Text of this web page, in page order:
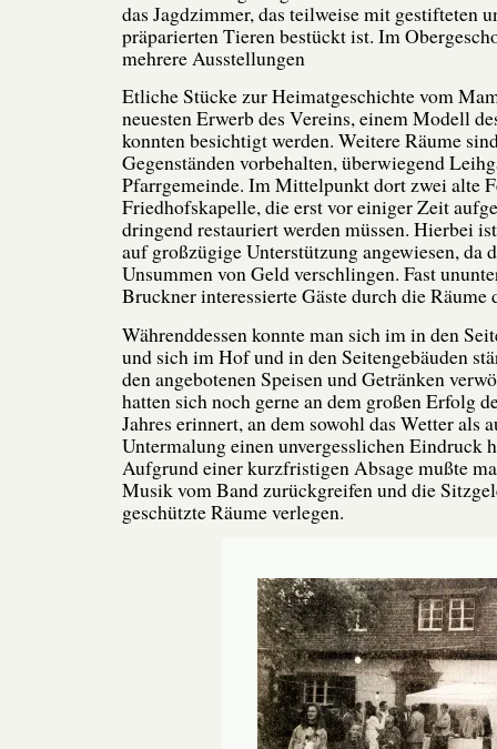
das Jagdzimmer, das teilweise mit gestifteten
präparierten Tieren bestückt ist. Im
mehrere Ausstellungen
Etliche Stücke zur Heimatgeschichte vom
neuesten Erwerb des Vereins, einem Modell
konnten besichtigt werden. Weitere Räume
Gegenständen vorbehalten, überwiegend
Pfarrgemeinde. Im Mittelpunkt dort zwei alte
Friedhofskapelle, die erst vor einiger Zeit
dringend restauriert werden müssen. Hierbei
auf großzügige Unterstützung angewiesen, da
Unsummen von Geld verschlingen. Fast
Bruckner interessierte Gäste durch die Räume
Währenddessen konnte man sich im in den
und sich im Hof und in den Seitengebäuden
den angebotenen Speisen und Getränken
hatten sich noch gerne an dem großen Erfolg
Jahres erinnert, an dem sowohl das Wetter als
Untermalung einen unvergesslichen Eindruck
Aufgrund einer kurzfristigen Absage mußte
Musik vom Band zurückgreifen und die
geschützte Räume verlegen.